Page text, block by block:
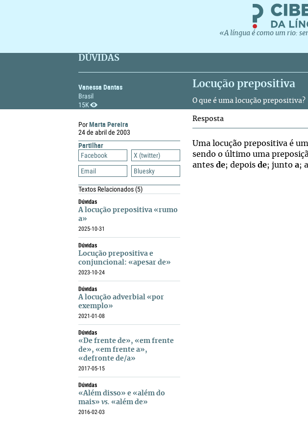
«A língua é como um rio:
DÚVIDAS
Vanessa Dantas
Brasil
15K
Locução prepositiva
O que é uma locução prepositiva?
PorMarta Pereira
24 de abril de 2003
Partilhar
Facebook
X (twitter)
Email
Bluesky
Textos Relacionados(5)
Dúvidas
A locução prepositiva «rumo
a»
2025-10-31
Dúvidas
Locução prepositiva e
conjuncional: «apesar de»
2023-10-24
Dúvidas
A locução adverbial «por
exemplo»
2021-01-08
Dúvidas
«De frente de», «em frente
de», «em frente a»,
«defronte de/a»
2017-05-15
Dúvidas
«Além disso» e «além do
mais» vs. «além de»
2016-02-03
Resposta
Uma locução prepositiva é
sendo o último uma
antes de; depois de; junto a;